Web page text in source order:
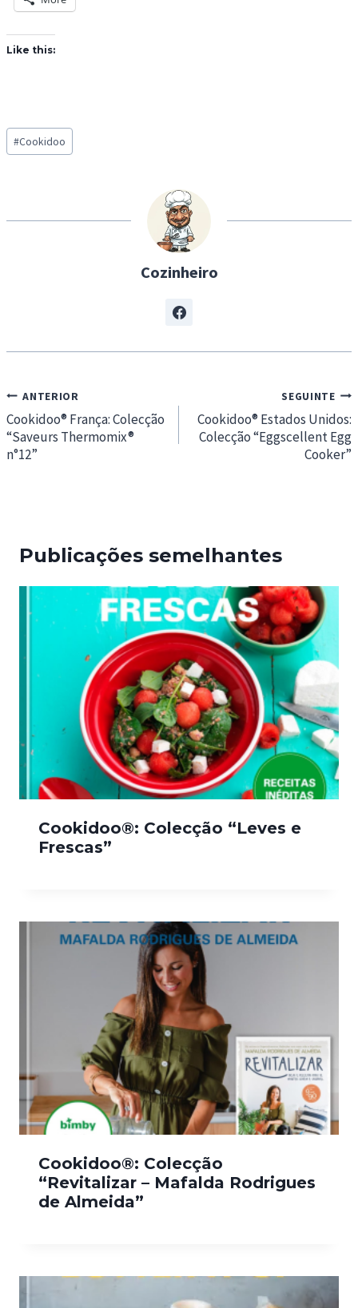
Like this:
Post
Tags:
#Cookidoo
Cozinheiro
Navegação
de
artigos
ANTERIOR
Cookidoo® França: Colecção
“Saveurs Thermomix®
n°12”
SEGUINTE
Cookidoo® Estados Unidos:
Colecção “Eggscellent Egg
Cooker”
Publicações semelhantes
Cookidoo®: Colecção “Leves e
Frescas”
Cookidoo®: Colecção
“Revitalizar – Mafalda Rodrigues
de Almeida”